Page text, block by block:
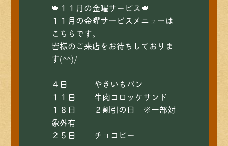
🍁１１月の金曜サービス🍁
１１月の金曜サービスメニューは
こちらです。
皆様のご来店をお待ちしておりま
す(^^)/
４日 やきいもパン
１１日 牛肉コロッケサンド
１８日 ２割引の日 ※一部対
象外有
２５日 チョコピー